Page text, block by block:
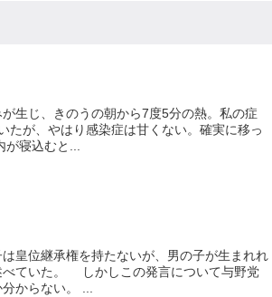
生じ、きのうの朝から7度5分の熱。私の症
、やはり感染症は甘くない。確実に移っ
寝込むと...
皇位継承権を持たないが、男の子が生まれれ
べていた。 しかしこの発言について与野党
からない。 ...